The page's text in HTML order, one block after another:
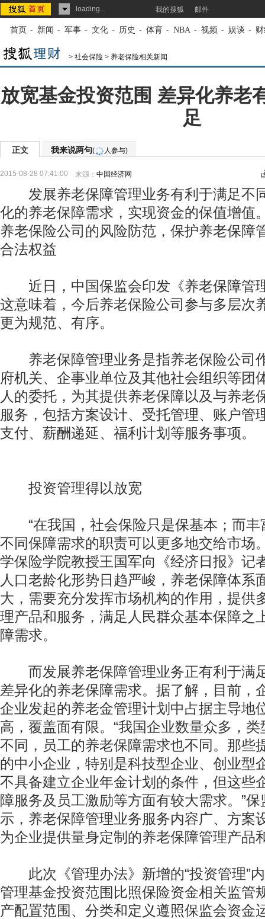
loading... 我的搜狐 邮件
首页 - 新闻 - 军事 - 文化 - 历史 - 体育 - NBA - 视频 - 娱谈 -
> 社会保险 > 养老保险相关新闻
放宽基金投资范围 差异化养老
足
正文 我来说两句( 人参与)
2015-08-28 07:41:00 来源： 中国经济网
发展养老保障管理业务有利于满足不
化的养老保障需求，实现资金的保值增值
养老保险公司的风险防范，保护养老保障
合法权益
近日，中国保监会印发《养老保障管
这意味着，今后养老保险公司参与多层次
更为规范、有序。
养老保障管理业务是指养老保险公司
府机关、企事业单位及其他社会组织等团
人的委托，为其提供养老保障以及与养老
服务，包括方案设计、受托管理、账户管
支付、薪酬递延、福利计划等服务事项。
投资管理得以放宽
“在我国，社会保险只是保基本；而丰
不同保障需求的职责可以更多地交给市场
学保险学院教授王国军向《经济日报》记
人口老龄化形势日趋严峻，养老保障体系
大，需要充分发挥市场机构的作用，提供
理产品和服务，满足人民群众基本保障之
障需求。
而发展养老保障管理业务正有利于满
差异化的养老保障需求。据了解，目前，
企业发起的养老金管理计划中占据主导地
高，覆盖面有限。“我国企业数量众多，
不同，员工的养老保障需求也不同。那些
的中小企业，特别是科技型企业、创业型
不具备建立企业年金计划的条件，但这些
障服务及员工激励等方面有较大需求。”
示，养老保障管理业务服务内容广、方案
为企业提供量身定制的养老保障管理产品
此次《管理办法》新增的“投资管理”
管理基金投资范围比照保险资金相关监管
产配置范围、分类和定义遵照保监会资金